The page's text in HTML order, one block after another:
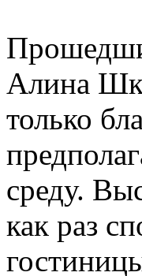
Алина
только
среду.
как раз